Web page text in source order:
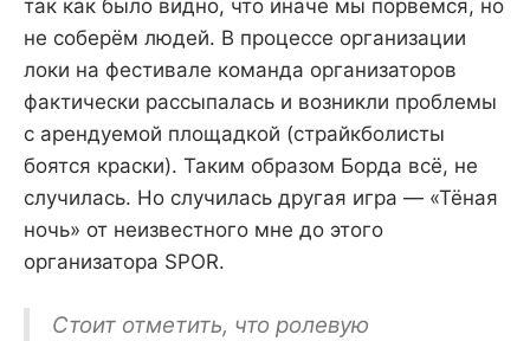
так как было видно, что иначе мы порвемся, но
не соберём людей. В процессе организации
локи на фестивале команда организаторов
фактически рассыпалась и возникли проблемы
с арендуемой площадкой (страйкболисты
боятся краски). Таким образом Борда всё, не
случилась. Но случилась другая игра — «Тёная
ночь» от неизвестного мне до этого
организатора SPOR.
Стоит отметить, что ролевую